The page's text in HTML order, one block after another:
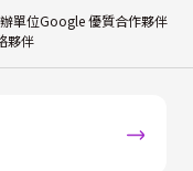
單位Google 優質合作夥伴
夥伴